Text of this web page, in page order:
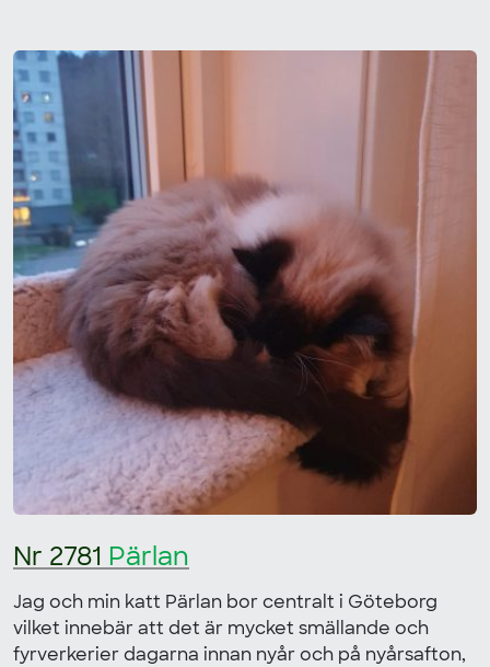
Nr 2781 Pärlan
Jag och min katt Pärlan bor centralt i Göteborg
vilket innebär att det är mycket smällande och
fyrverkerier dagarna innan nyår och på nyårsafton,